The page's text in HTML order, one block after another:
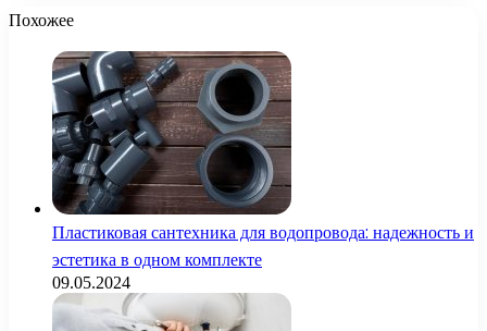
Похожее
Пластиковая сантехника для водопровода: надежность и
эстетика в одном комплекте
09.05.2024